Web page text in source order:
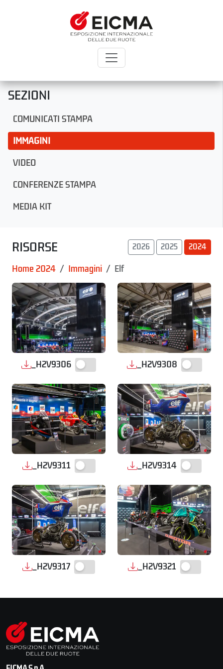
SEZIONI
COMUNICATI STAMPA
IMMAGINI
VIDEO
CONFERENZE STAMPA
MEDIA KIT
RISORSE 2026 2025 2024
Home 2024 Immagini Elf
_H2V9306 _H2V9308
_H2V9311 _H2V9314
_H2V9317 _H2V9321